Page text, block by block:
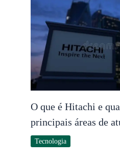
O que é Hitachi e
principais áreas de
Tecnologia